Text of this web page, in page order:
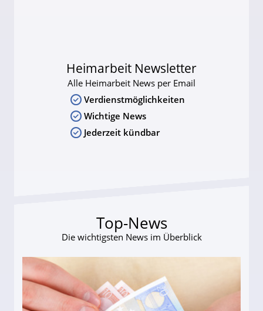
Heimarbeit Newsletter
Alle Heimarbeit News per Email
Verdienstmöglichkeiten
Wichtige News
Jederzeit kündbar
Top-News
Die wichtigsten News im Überblick